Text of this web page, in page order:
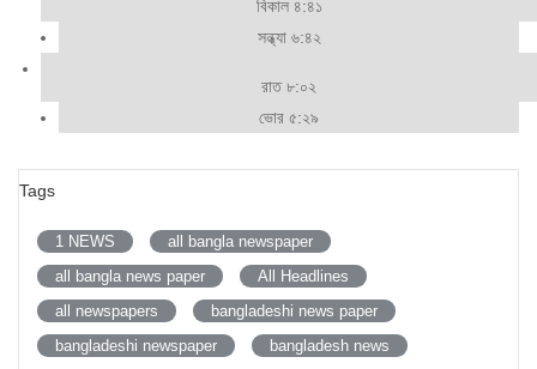
বিকাল ৪:৪১
সন্ধ্যা ৬:৪২
রাত ৮:০২
ভোর ৫:২৯
Tags
1 NEWS
all bangla newspaper
all bangla news paper
All Headlines
all newspapers
bangladeshi news paper
bangladeshi newspaper
bangladesh news